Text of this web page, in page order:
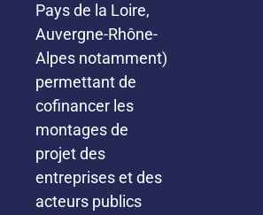
Pays de la Loire,
Auvergne-Rhône-
Alpes notamment)
permettant de
cofinancer les
montages de
projet des
entreprises et des
acteurs publics